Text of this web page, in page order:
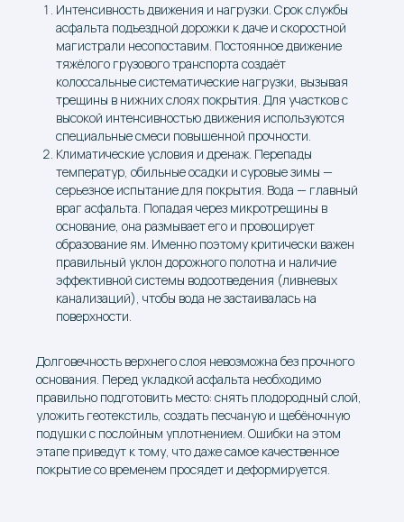
Интенсивность движения и нагрузки. Срок службы
асфальта подъездной дорожки к даче и скоростной
магистрали несопоставим. Постоянное движение
тяжёлого грузового транспорта создаёт
колоссальные систематические нагрузки, вызывая
трещины в нижних слоях покрытия. Для участков с
высокой интенсивностью движения используются
специальные смеси повышенной прочности.
Климатические условия и дренаж. Перепады
температур, обильные осадки и суровые зимы —
серьезное испытание для покрытия. Вода — главный
враг асфальта. Попадая через микротрещины в
основание, она размывает его и провоцирует
образование ям. Именно поэтому критически важен
правильный уклон дорожного полотна и наличие
эффективной системы водоотведения (ливневых
канализаций), чтобы вода не застаивалась на
поверхности.
Долговечность верхнего слоя невозможна без прочного
основания. Перед укладкой асфальта необходимо
правильно подготовить место: снять плодородный слой,
уложить геотекстиль, создать песчаную и щебёночную
подушки с послойным уплотнением. Ошибки на этом
этапе приведут к тому, что даже самое качественное
покрытие со временем просядет и деформируется.
КАТАЛОГ